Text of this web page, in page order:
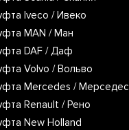
Iveco / Ивеко
MAN / Ман
DAF / Даф
Volvo / Вольво
Mercedes / Мерседес
Renault / Рено
New Holland